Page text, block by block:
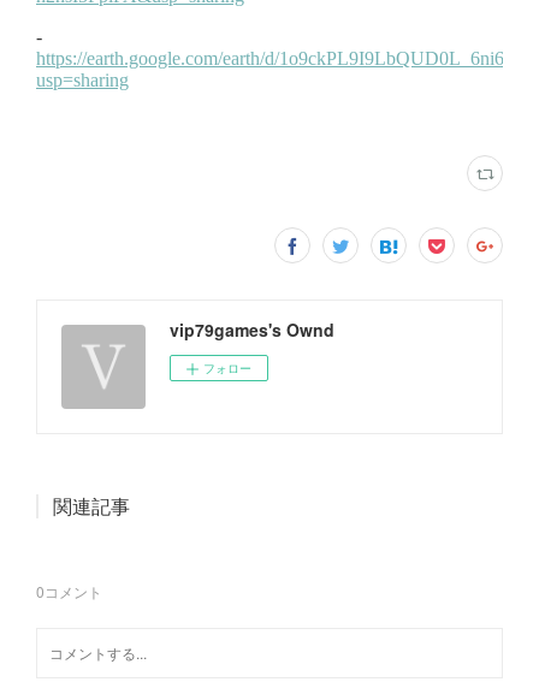
vip79games's Ownd
フォロー
関連記事
0コメント